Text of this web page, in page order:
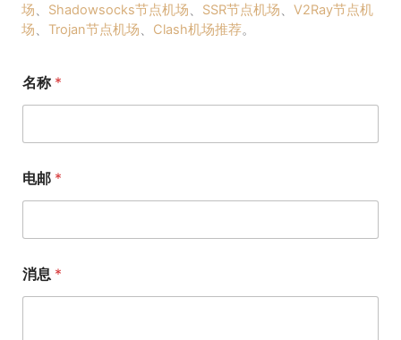
场
Shadowsocks节点机场 SSR节点机场
V2Ray节点机
场
Trojan节点机场 Clash机场推荐。
名称 *
电邮 *
消息 *